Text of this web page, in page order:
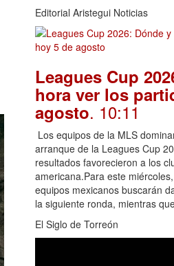
Editorial Aristegui Noticias
Leagues Cup
hora ver los
agosto. 10:11
Los equipos de la MLS
arranque de la Leagues Cup
resultados favorecieron a los
americana.Para este
equipos mexicanos buscarán
la siguiente ronda, mientras
El Siglo de Torreón